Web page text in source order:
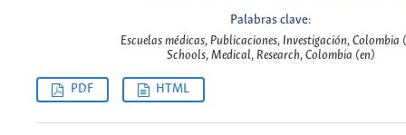
Palabras clave:
Escuelas médicas, Publicaciones, Investigación, Colombia
Schools, Medical, Research, Colombia (en)
PDF HTML